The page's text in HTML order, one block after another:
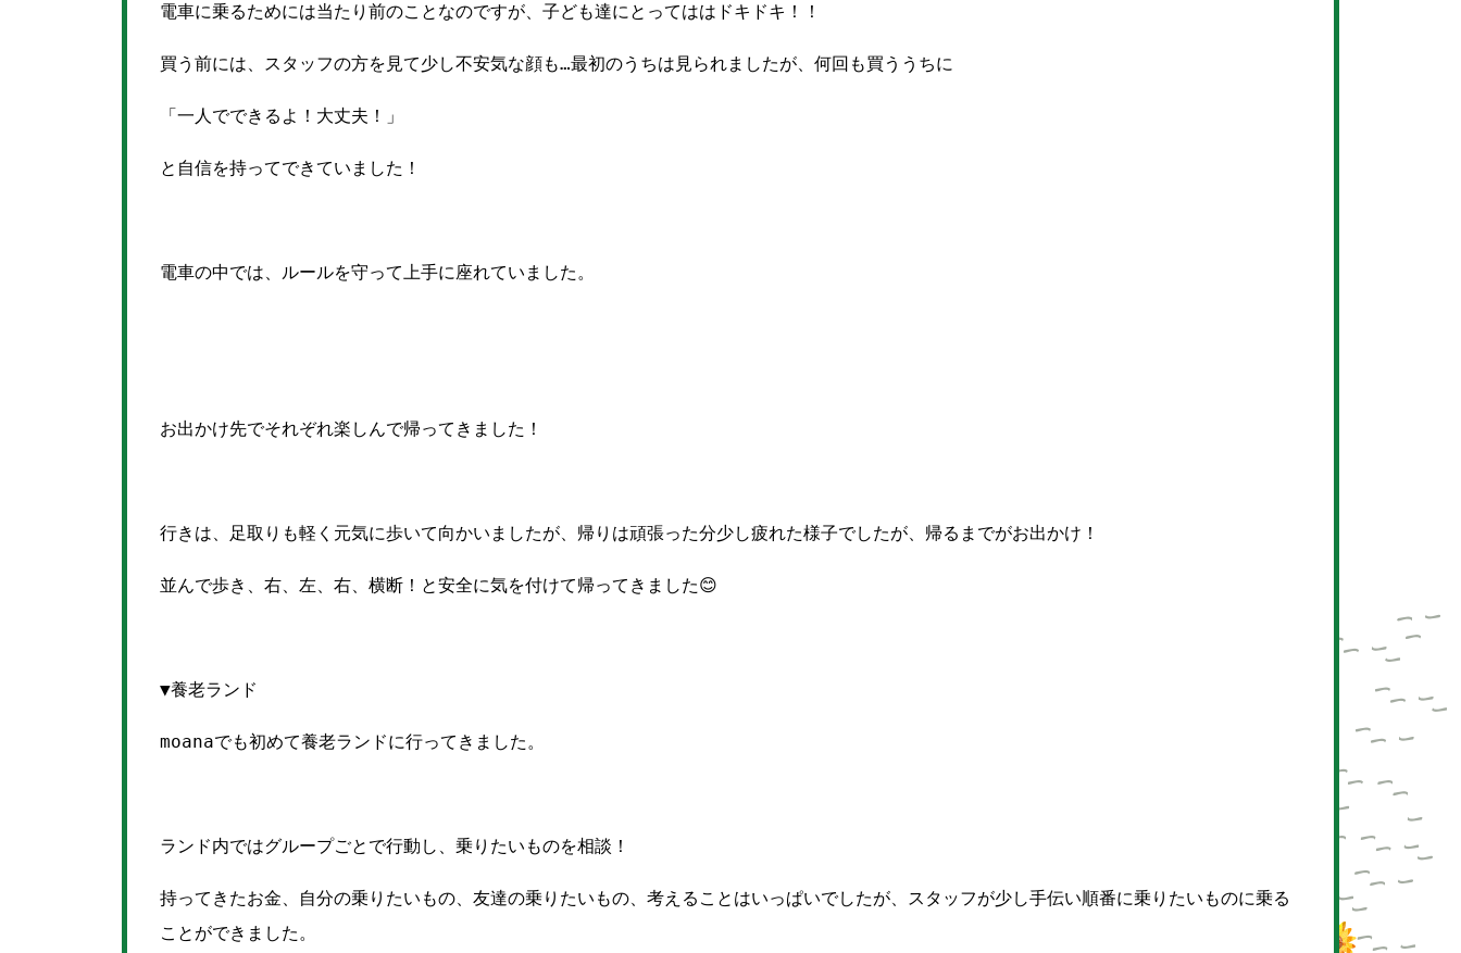
電車に乗るためには当たり前のことなのですが、子ども達にとってははドキドキ！！
買う前には、スタッフの方を見て少し不安気な顔も…最初のうちは見られましたが、何回も買ううちに
「一人でできるよ！大丈夫！」
と自信を持ってできていました！
電車の中では、ルールを守って上手に座れていました。
お出かけ先でそれぞれ楽しんで帰ってきました！
行きは、足取りも軽く元気に歩いて向かいましたが、帰りは頑張った分少し疲れた様子でしたが、帰るまでがお出かけ！
並んで歩き、右、左、右、横断！と安全に気を付けて帰ってきました😊
▼養老ランド
moanaでも初めて養老ランドに行ってきました。
ランド内ではグループごとで行動し、乗りたいものを相談！
持ってきたお金、自分の乗りたいもの、友達の乗りたいもの、考えることはいっぱいでしたが、スタッフが少し手伝い順番に乗りたいものに乗る
ことができました。